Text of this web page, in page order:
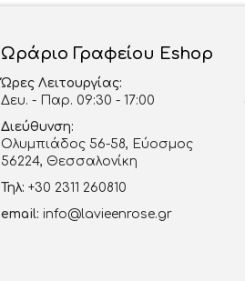
Ωράριο Γραφείου Eshop
Ώρες Λειτουργίας:
Δευ. - Παρ. 09:30 - 17:00
Διεύθυνση:
Ολυμπιάδος 56-58, Εύοσμος
56224, Θεσσαλονίκη
Τηλ: +30 2311 260810
email: info@lavieenrose.gr